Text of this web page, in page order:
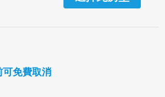
免費取消